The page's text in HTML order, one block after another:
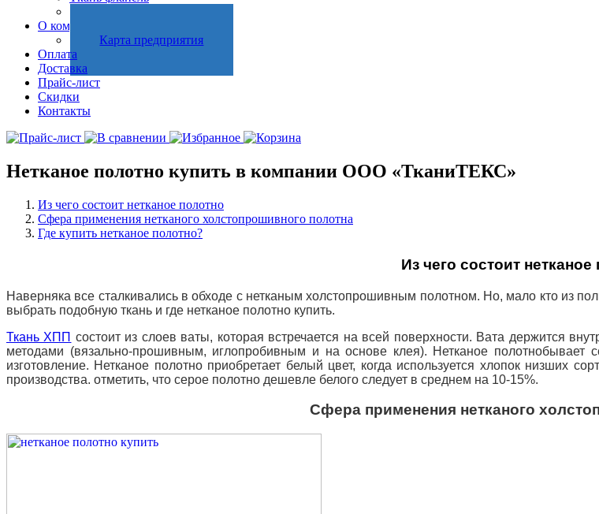
О компании
Карта предприятия
Оплата
Доставка
Прайс-лист
Скидки
Контакты
Нетканое полотно купить в компании ООО «ТканиТЕКС»
Из чего состоит нетканое полотно
Сфера применения нетканого холстопрошивного полотна
Где купить нетканое полотно?
Из чего состоит нетканое
Наверняка все сталкивались в обходе с нетканым холстопрошивным полотном. Но, мало кто из
выбрать подобную ткань и где нетканое полотно купить.
Ткань ХПП состоит из слоев ваты, которая встречается на всей поверхности. Вата держится
методами (вязально-прошивным, иглопробивным и на основе клея). Нетканое полотнобывает
изготовление. Нетканое полотно приобретает белый цвет, когда используется хлопок низших
производства. отметить, что серое полотно дешевле белого следует в среднем на 10-15%.
Сфера применения нетканого